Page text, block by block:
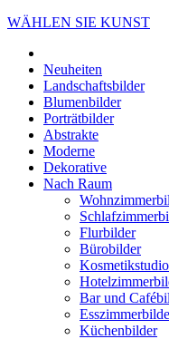
WÄHLEN SIE KUNST
Neuheiten
Landschaftsbilder
Blumenbilder
Porträtbilder
Abstrakte
Moderne
Dekorative
Nach Raum
Flurbilder
Bürobilder
Bar und
Küchenbilder